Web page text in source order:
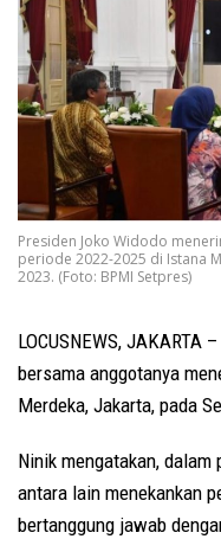
Presiden Joko Widodo
periode 2022-2025 di Istana
2023. (Foto: BPMI Setpres)
LOCUSNEWS, JAKARTA
bersama anggotanya
Merdeka, Jakarta, pada
Ninik mengatakan,
antara lain menekankan
bertanggung jawab